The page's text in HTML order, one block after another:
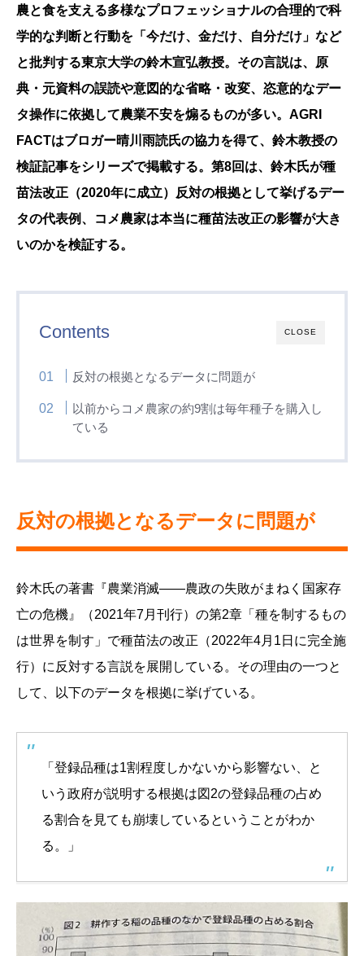
農と食を支える多様なプロフェッショナルの合理的で科
学的な判断と行動を「今だけ、金だけ、自分だけ」など
と批判する東京大学の鈴木宣弘教授。その言説は、原
典・元資料の誤読や意図的な省略・改変、恣意的なデー
タ操作に依拠して農業不安を煽るものが多い。AGRI
FACTはブロガー晴川雨読氏の協力を得て、鈴木教授の
検証記事をシリーズで掲載する。第8回は、鈴木氏が種
苗法改正（2020年に成立）反対の根拠として挙げるデー
タの代表例、コメ農家は本当に種苗法改正の影響が大き
いのかを検証する。
CLOSE
Contents
反対の根拠となるデータに問題が
以前からコメ農家の約9割は毎年種子を購入し
ている
反対の根拠となるデータに問題が
鈴木氏の著書『農業消滅――農政の失敗がまねく国家存
亡の危機』（2021年7月刊行）の第2章「種を制するもの
は世界を制す」で種苗法の改正（2022年4月1日に完全施
行）に反対する言説を展開している。その理由の一つと
して、以下のデータを根拠に挙げている。
「登録品種は1割程度しかないから影響ない、と
いう政府が説明する根拠は図2の登録品種の占め
る割合を見ても崩壊しているということがわか
る。」